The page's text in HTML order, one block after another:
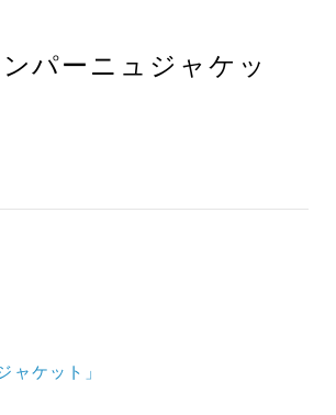
パーニュジャケッ
ャケット」